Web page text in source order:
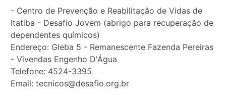
- Centro de Prevenção e Reabilitação de Vidas de
Itatiba - Desafio Jovem (abrigo para recuperação de
dependentes químicos)
Endereço: Gleba 5 - Remanescente Fazenda Pereiras
- Vivendas Engenho D'Água
Telefone: 4524-3395
Email: tecnicos@desafio.org.br